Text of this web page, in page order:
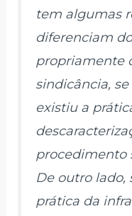
tem algumas
diferenciam
propriamente
sindicância,
existiu a
procedimento
De outro lado,
prática da